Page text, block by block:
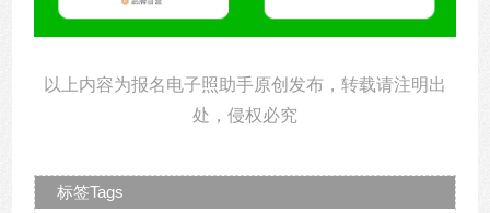
以上内容为报名电子照助手原创发布，转载请注明出
处，侵权必究
标签Tags